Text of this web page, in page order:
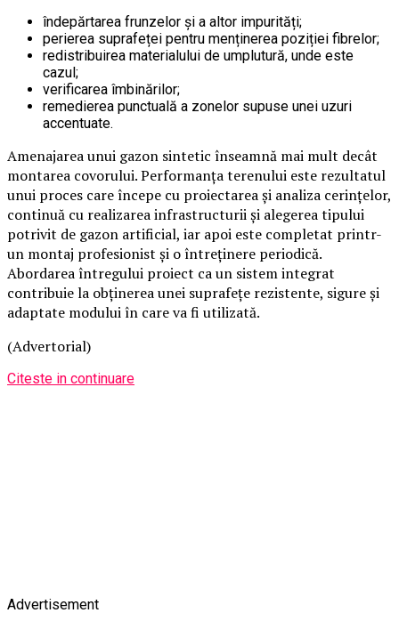
îndepărtarea frunzelor și a altor impurități;
perierea suprafeței pentru menținerea poziției fibrelor;
redistribuirea materialului de umplutură, unde este
cazul;
verificarea îmbinărilor;
remedierea punctuală a zonelor supuse unei uzuri
accentuate.
Amenajarea unui gazon sintetic înseamnă mai mult decât
montarea covorului. Performanța terenului este rezultatul
unui proces care începe cu proiectarea și analiza cerințelor,
continuă cu realizarea infrastructurii și alegerea tipului
potrivit de gazon artificial, iar apoi este completat printr-
un montaj profesionist și o întreținere periodică.
Abordarea întregului proiect ca un sistem integrat
contribuie la obținerea unei suprafețe rezistente, sigure și
adaptate modului în care va fi utilizată.
(Advertorial)
Citeste in continuare
Advertisement